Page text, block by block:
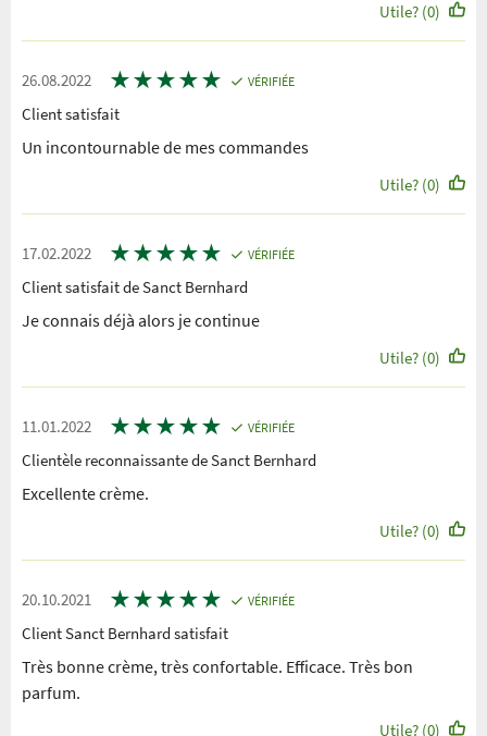
Utile? (0)
26.08.2022 ★★★★★ VÉRIFIÉE
Client satisfait
Un incontournable de mes commandes
Utile? (0)
17.02.2022 ★★★★★ VÉRIFIÉE
Client satisfait de Sanct Bernhard
Je connais déjà alors je continue
Utile? (0)
11.01.2022 ★★★★★ VÉRIFIÉE
Clientèle reconnaissante de Sanct Bernhard
Excellente crème.
Utile? (0)
20.10.2021 ★★★★★ VÉRIFIÉE
Client Sanct Bernhard satisfait
Très bonne crème, très confortable. Efficace. Très bon
parfum.
Utile? (0)